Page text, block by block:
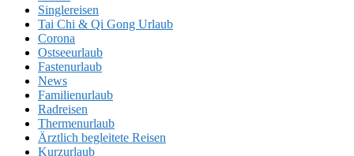
Singlereisen
Tai Chi & Qi Gong Urlaub
Corona
Ostseeurlaub
Fastenurlaub
News
Familienurlaub
Radreisen
Thermenurlaub
Ärztlich begleitete Reisen
Kurzurlaub